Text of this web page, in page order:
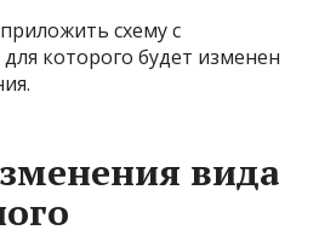
схему с
которого будет изменен
вида